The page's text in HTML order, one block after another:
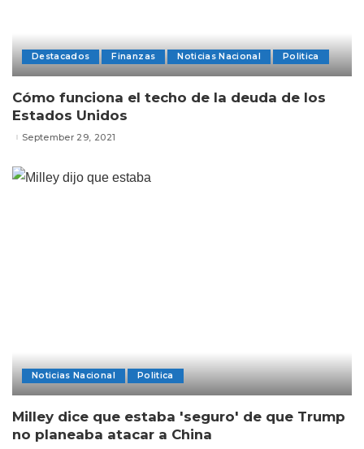
Destacados Finanzas Noticias Nacional Politica
Cómo funciona el techo de la deuda de los
Estados Unidos
September 29, 2021
Noticias Nacional Politica
Milley dice que estaba 'seguro' de que Trump
no planeaba atacar a China